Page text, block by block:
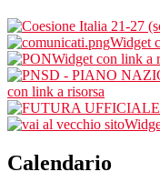
Widget
Widget con link a
con link a risorsa
Calendario